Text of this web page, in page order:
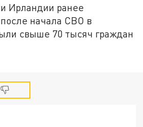
Ирландии ранее
начала СВО в
свыше 70 тысяч граждан